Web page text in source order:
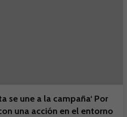
se une a la campaña‘ Por
una acción en el entorno